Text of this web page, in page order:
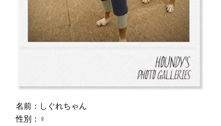
名前：しぐれちゃん
性別：♀